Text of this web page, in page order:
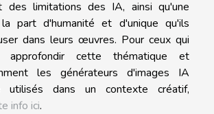
des limitations des IA, ainsi qu'une
part d'humanité et d'unique qu'ils
dans leurs œuvres. Pour ceux qui
approfondir cette thématique et
les générateurs d'images IA
utilisés dans un contexte créatif,
info ici.